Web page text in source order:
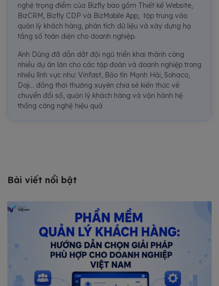
nghệ trọng điểm của Bizfly bao gồm Thiết kế Website,
BizCRM, Bizfly CDP và BizMobile App, tập trung vào
quản lý khách hàng, phân tích dữ liệu và xây dựng hạ
tầng số toàn diện cho doanh nghiệp.
Anh Dũng đã dẫn dắt đội ngũ triển khai thành công
nhiều dự án lớn cho các tập đoàn và doanh nghiệp trong
nhiều lĩnh vực như: Vinfast, Bảo tín Mạnh Hải, Sohaco,
Doji... đồng thời thường xuyên chia sẻ kiến thức về
chuyển đổi số, quản lý khách hàng và vận hành hệ
thống công nghệ hiệu quả
Bài viết nổi bật